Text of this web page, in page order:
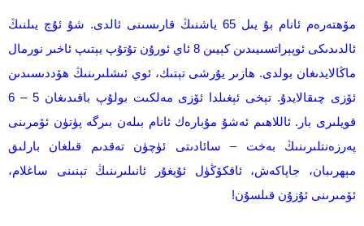
مۆھتەرەم ئانام بۇ يىل 65 ياشنىڭ قارىسىنى ئالدى. شۇ ئۇچ يىلنىڭ
ئالدىدىكى ئوپېراتسىيىدىن كېيىن 8 ئاي ئورۇن تۇتۇپ يېتىپ ئاخىر نورمال
ماڭالايدىغان بولدى. ھازىر يۇرشى تېتىك، ئوي ئىشلىرىنىڭ ھۆددىسىدىن
ئۆزى چىقالايدۇ. تېخى ئېغىلدا ئۆزى مەلكىت بولۇپ باقىدىغان 5 – 6
قويلىرى بار. ئاللاھىم ئەشۇ مۇبارەك ئانام بىلەن بىرگە پۈتۈن ئۆمرىنى
پەرزەنتلىرىنىڭ بەخت – سائادىتى ئۈچۈن تەقدىم قىلغان بارلىق
مېھرىبان، جاپاكەش، ئاقكۆڭۈل ئۇيغۇر ئانىلىرىنىڭ تېنىنى ساغلام،
ئۆمىرىنى ئۇزۇن قىلسۇن!